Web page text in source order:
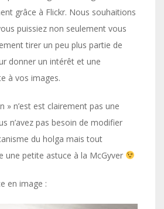
grâce à Flickr. Nous souhaitions
puissiez non seulement vous
tirer un peu plus partie de
donner un intérêt et une
à vos images.
» n’est est clairement pas une
n’avez pas besoin de modifier
du holga mais tout
une petite astuce à la McGyver
en image :